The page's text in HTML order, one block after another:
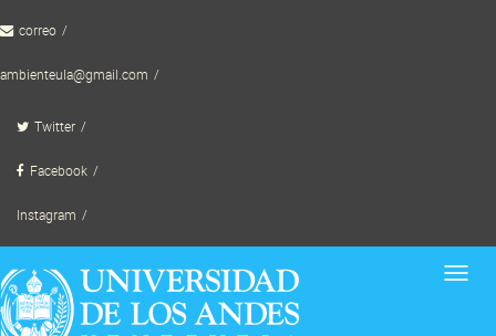
to correo
ambienteula@gmail.com
Twitter
Facebook
Instagram